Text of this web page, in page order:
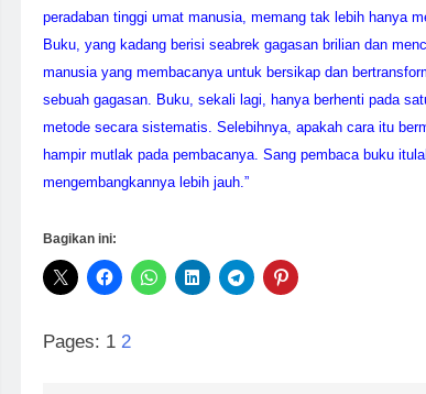
peradaban tinggi umat manusia, memang tak lebih hanya
Buku, yang kadang berisi seabrek gagasan brilian dan
manusia yang membacanya untuk bersikap dan
sebuah gagasan. Buku, sekali lagi, hanya berhenti pada
metode secara sistematis. Selebihnya, apakah cara itu
hampir mutlak pada pembacanya. Sang pembaca buku
mengembangkannya lebih jauh.”
Bagikan ini:
Pages: 1 2